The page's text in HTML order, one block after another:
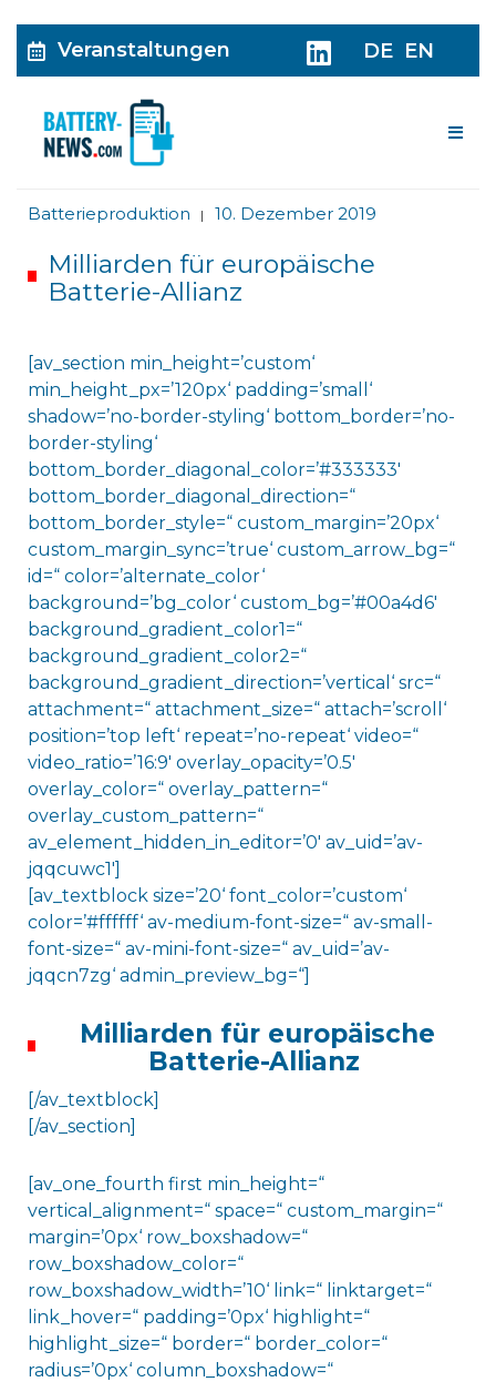
Veranstaltungen DE EN
Batterieproduktion | 10. Dezember 2019
Milliarden für europäische
Batterie-Allianz
[av_section min_height=’custom‘
min_height_px=’120px‘ padding=’small‘
shadow=’no-border-styling‘ bottom_border=’no-
border-styling‘
bottom_border_diagonal_color=’#333333′
bottom_border_diagonal_direction=“
bottom_border_style=“ custom_margin=’20px‘
custom_margin_sync=’true‘ custom_arrow_bg=“
id=“ color=’alternate_color‘
background=’bg_color‘ custom_bg=’#00a4d6′
background_gradient_color1=“
background_gradient_color2=“
background_gradient_direction=’vertical‘ src=“
attachment=“ attachment_size=“ attach=’scroll‘
position=’top left‘ repeat=’no-repeat‘ video=“
video_ratio=’16:9′ overlay_opacity=’0.5′
overlay_color=“ overlay_pattern=“
overlay_custom_pattern=“
av_element_hidden_in_editor=’0′ av_uid=’av-
jqqcuwc1′]
[av_textblock size=’20‘ font_color=’custom‘
color=’#ffffff‘ av-medium-font-size=“ av-small-
font-size=“ av-mini-font-size=“ av_uid=’av-
jqqcn7zg‘ admin_preview_bg=“]
Milliarden für europäische
Batterie-Allianz
[/av_textblock]
[/av_section]
[av_one_fourth first min_height=“
vertical_alignment=“ space=“ custom_margin=“
margin=’0px‘ row_boxshadow=“
row_boxshadow_color=“
row_boxshadow_width=’10‘ link=“ linktarget=“
link_hover=“ padding=’0px‘ highlight=“
highlight_size=“ border=“ border_color=“
radius=’0px‘ column_boxshadow=“